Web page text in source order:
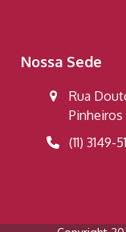
Nossa Sede
Rua
Pinheiros
(11) 3149-